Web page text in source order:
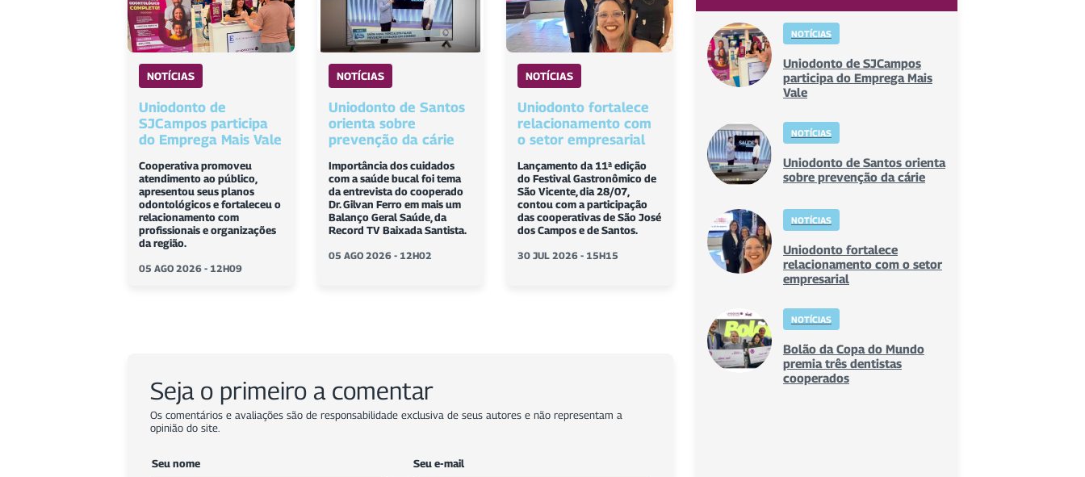
NOTÍCIAS
Uniodonto de
SJCampos participa
do Emprega Mais Vale
Cooperativa promoveu
atendimento ao público,
apresentou seus planos
odontológicos e fortaleceu o
relacionamento com
profissionais e organizações
da região.
05 AGO 2026 - 12H09
NOTÍCIAS
Uniodonto de Santos
orienta sobre
prevenção da cárie
Importância dos cuidados
com a saúde bucal foi tema
da entrevista do cooperado
Dr. Gilvan Ferro em mais um
Balanço Geral Saúde, da
Record TV Baixada Santista.
05 AGO 2026 - 12H02
NOTÍCIAS
Uniodonto fortalece
relacionamento com
o setor empresarial
Lançamento da 11ª edição
do Festival Gastronômico de
São Vicente, dia 28/07,
contou com a participação
das cooperativas de São José
dos Campos e de Santos.
30 JUL 2026 - 15H15
Seja o primeiro a comentar
Os comentários e avaliações são de responsabilidade exclusiva de seus autores e não representam a
opinião do site.
Seu nome Seu e-mail
NOTÍCIAS
Uniodonto de SJCampos
participa do Emprega Mais
Vale
NOTÍCIAS
Uniodonto de Santos orienta
sobre prevenção da cárie
NOTÍCIAS
Uniodonto fortalece
relacionamento com o setor
empresarial
NOTÍCIAS
Bolão da Copa do Mundo
premia três dentistas
cooperados